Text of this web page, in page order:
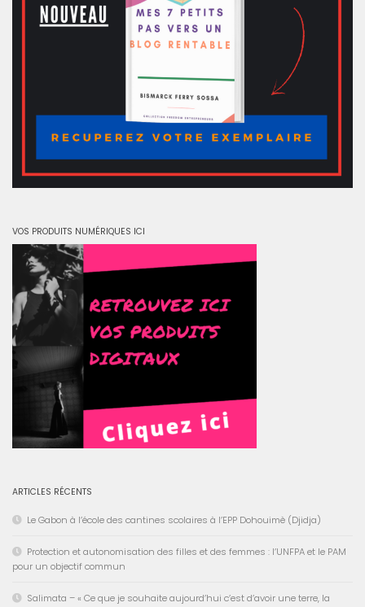
VOS PRODUITS NUMÉRIQUES ICI
ARTICLES RÉCENTS
Le Gabon à l’école des cantines scolaires à l’EPP Dohouimè (Djidja)
Protection et autonomisation des filles et des femmes : l’UNFPA et le PAM
pour un objectif commun
Salimata – « Ce que je souhaite aujourd’hui c’est d’avoir une terre, la